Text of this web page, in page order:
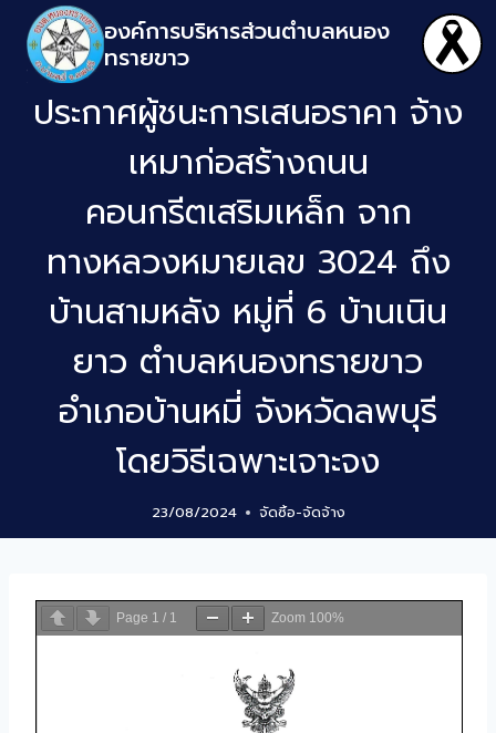
องค์การบริหารส่วนตำบลหนอง
ทรายขาว
ประกาศผู้ชนะการเสนอราคา จ้าง
เหมาก่อสร้างถนน
คอนกรีตเสริมเหล็ก จาก
ทางหลวงหมายเลข 3024 ถึง
บ้านสามหลัง หมู่ที่ 6 บ้านเนิน
ยาว ตำบลหนองทรายขาว
อำเภอบ้านหมี่ จังหวัดลพบุรี
โดยวิธีเฉพาะเจาะจง
23/08/2024 จัดซิ้อ-จัดจ้าง
Page 1 / 1 Zoom 100%